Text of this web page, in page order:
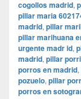
cogollos madrid,
pillar maria
madrid, pillar
pillar marihuana
urgente madr id,
madrid, pillar
porros en madrid,
pozuelo, pillar
porros en